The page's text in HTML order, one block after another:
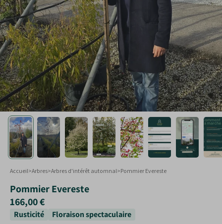
Touffe
Formes spéciales
Plantes taillées
Arbustes en jardinières
Accueil>Arbres>Arbres d'intérêt automnal>Pommier Evereste
Pommier Evereste
166,00 €
Rusticité
Floraison spectaculaire